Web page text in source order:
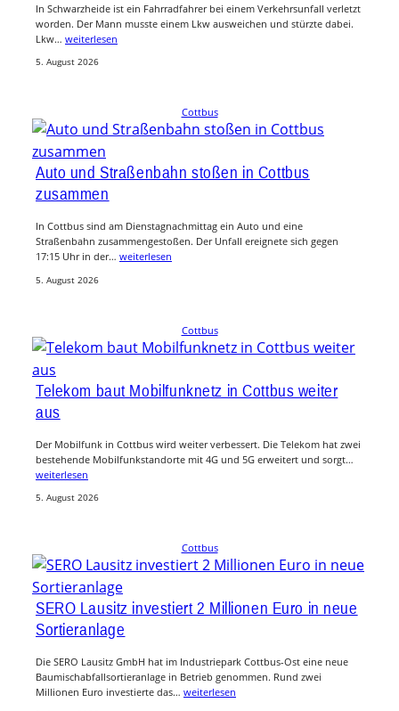
In Schwarzheide ist ein Fahrradfahrer bei einem Verkehrsunfall verletzt
worden. Der Mann musste einem Lkw ausweichen und stürzte dabei.
Lkw… weiterlesen
5. August 2026
Cottbus
Auto und Straßenbahn stoßen in Cottbus
zusammen
In Cottbus sind am Dienstagnachmittag ein Auto und eine
Straßenbahn zusammengestoßen. Der Unfall ereignete sich gegen
17:15 Uhr in der… weiterlesen
5. August 2026
Cottbus
Telekom baut Mobilfunknetz in Cottbus weiter
aus
Der Mobilfunk in Cottbus wird weiter verbessert. Die Telekom hat zwei
bestehende Mobilfunkstandorte mit 4G und 5G erweitert und sorgt…
weiterlesen
5. August 2026
Cottbus
SERO Lausitz investiert 2 Millionen Euro in neue
Sortieranlage
Die SERO Lausitz GmbH hat im Industriepark Cottbus-Ost eine neue
Baumischabfallsortieranlage in Betrieb genommen. Rund zwei
Millionen Euro investierte das… weiterlesen